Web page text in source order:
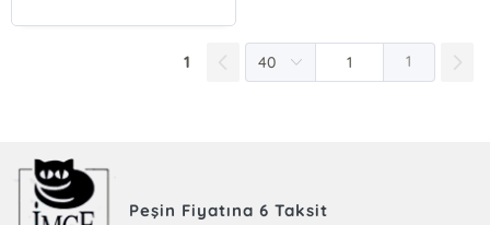
1 1
Peşin Fiyatına 6 Taksit